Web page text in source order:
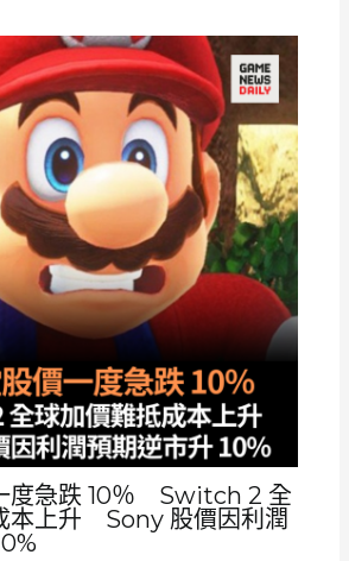
度急跌 10％ Switch 2 全
本上升 Sony 股價因利潤